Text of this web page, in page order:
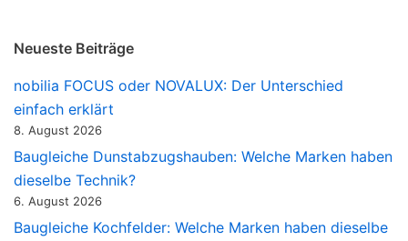
Neueste Beiträge
nobilia FOCUS oder NOVALUX: Der Unterschied
einfach erklärt
8. August 2026
Baugleiche Dunstabzugshauben: Welche Marken haben
dieselbe Technik?
6. August 2026
Baugleiche Kochfelder: Welche Marken haben dieselbe